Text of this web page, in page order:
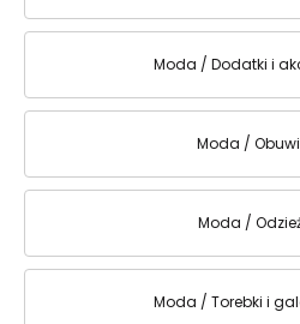
Moda / Dodatki i
Moda /
Moda /
Moda / Torebki i